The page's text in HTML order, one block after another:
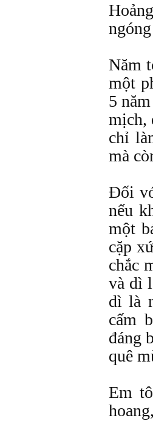
Năm
một
5
mịch,
chỉ
mà
Đối
nếu
một
cặp
chắc
và dì
dì là
cấm
đáng
quê
Em